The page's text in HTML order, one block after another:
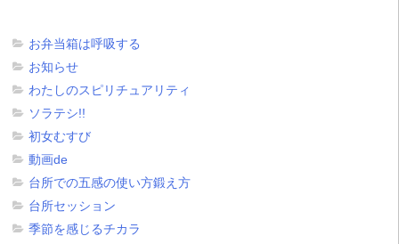
お弁当箱は呼吸する
お知らせ
わたしのスピリチュアリティ
ソラテシ!!
初女むすび
動画de
台所での五感の使い方鍛え方
台所セッション
季節を感じるチカラ